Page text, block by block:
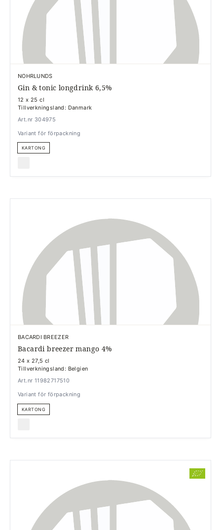
NOHRLUNDS
Gin & tonic longdrink 6,5%
12 x 25 cl
Tillverkningsland: Danmark
Art.nr 304975
Variant för förpackning
KARTONG
BACARDI BREEZER
Bacardi breezer mango 4%
24 x 27,5 cl
Tillverkningsland: Belgien
Art.nr 11982717510
Variant för förpackning
KARTONG